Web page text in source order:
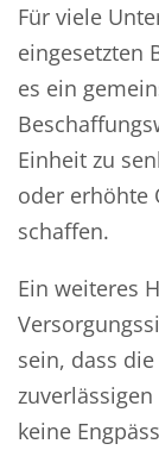
Für viele
eingesetzten
es ein
Einheit zu
oder erhöhte
schaffen.
Ein weiteres
sein, dass
keine